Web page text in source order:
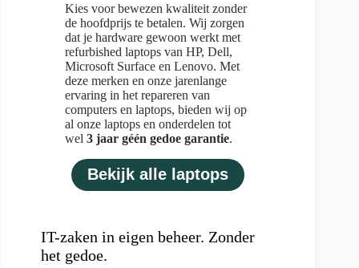
Kies voor bewezen kwaliteit zonder
de hoofdprijs te betalen. Wij zorgen
dat je hardware gewoon werkt met
refurbished laptops van HP, Dell,
Microsoft Surface en Lenovo. Met
deze merken en onze jarenlange
ervaring in het repareren van
computers en laptops, bieden wij op
al onze laptops en onderdelen tot
wel 3 jaar géén gedoe garantie.
Bekijk alle laptops
IT-zaken in eigen beheer. Zonder
het gedoe.